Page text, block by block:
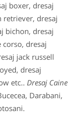
boxer, dresaj
retriever, dresaj
bichon, dresaj
dresaj
jack russell
dresaj
etc.. Dresaj Caine
Darabani,